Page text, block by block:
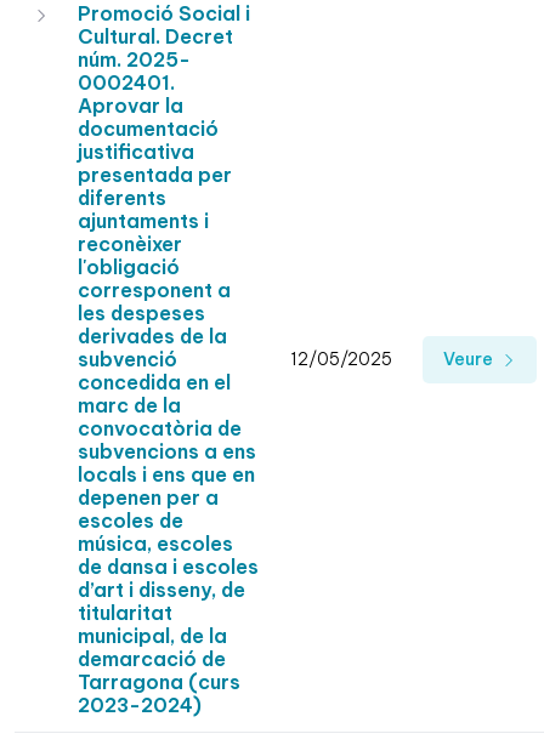
Promoció Social i
Cultural. Decret
núm. 2025-
0002401.
Aprovar la
documentació
justificativa
presentada per
diferents
ajuntaments i
reconèixer
l'obligació
corresponent a
les despeses
derivades de la
subvenció
concedida en el
marc de la
convocatòria de
subvencions a ens
locals i ens que en
depenen per a
escoles de
música, escoles
de dansa i escoles
d’art i disseny, de
titularitat
municipal, de la
demarcació de
Tarragona (curs
2023-2024)
12/05/2025 Veure